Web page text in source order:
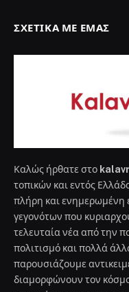
ΣΧΕΤΙΚΆ ΜΕ ΕΜΆΣ
Καλώς ήρθατε στο
τοπικών και εντός
πλήρη και
γεγονότων που
τελευταία νέα από την
πολιτισμό και πολλά
παρουσιάζουμε
διαμορφώνουν τον